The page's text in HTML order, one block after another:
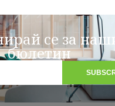
се за
бюлетин